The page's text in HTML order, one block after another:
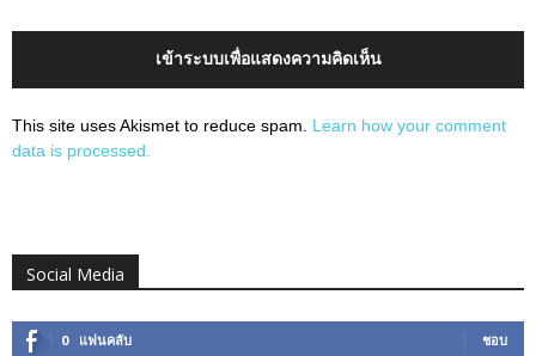
เข้าระบบเพื่อแสดงความคิดเห็น
This site uses Akismet to reduce spam. Learn how your comment
data is processed.
Social Media
0 แฟนคลับ ชอบ